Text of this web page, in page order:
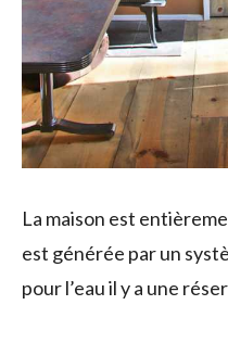
La maison est
est générée par un
pour l’eau il y a une